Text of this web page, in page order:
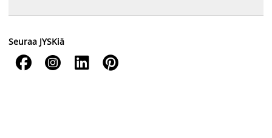
Seuraa JYSKiä
   